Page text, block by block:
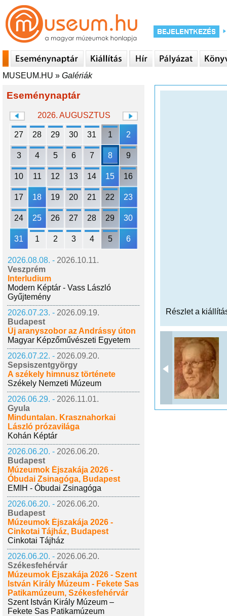
MUSEUM.HU » Galériák
Eseménynaptár
2026. AUGUSZTUS
27 28 29 30 31 1 2
3 4 5 6 7 8 9
10 11 12 13 14 15 16
17 18 19 20 21 22 23
24 25 26 27 28 29 30
31 1 2 3 4 5 6
2026.08.08. - 2026.10.11.
Veszprém
Interludium
Modern Képtár - Vass László
Gyűjtemény
2026.07.23. - 2026.09.19.
Budapest
Új aranyszobor az Andrássy úton
Magyar Képzőművészeti Egyetem
2026.07.22. - 2026.09.20.
Sepsiszentgyörgy
A székely himnusz története
Székely Nemzeti Múzeum
2026.06.29. - 2026.11.01.
Gyula
Minduntalan. Krasznahorkai
László prózavilága
Kohán Képtár
2026.06.20. - 2026.06.20.
Budapest
Múzeumok Éjszakája 2026 -
Óbudai Zsinagóga, Budapest
EMIH - Óbudai Zsinagóga
2026.06.20. - 2026.06.20.
Budapest
Múzeumok Éjszakája 2026 -
Cinkotai Tájház, Budapest
Cinkotai Tájház
2026.06.20. - 2026.06.20.
Székesfehérvár
Múzeumok Éjszakája 2026 - Szent
István Király Múzeum - Fekete Sas
Patikamúzeum, Székesfehérvár
Szent István Király Múzeum –
Fekete Sas Patikamúzeum
Részlet a